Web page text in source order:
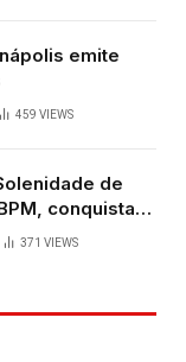
emite
459 VIEWS
de
conquista
política
371 VIEWS